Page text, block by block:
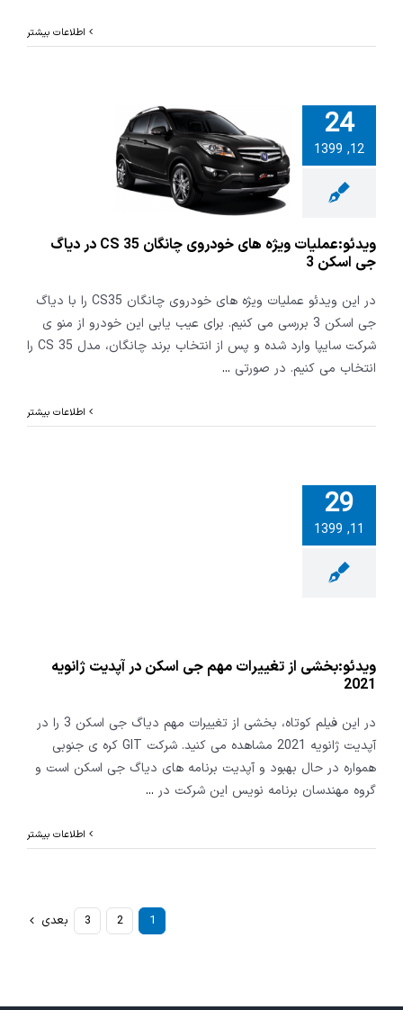
اطلاعات بیشتر
24
12, 1399ویژه
چانگان
CS 35 در دیاگ جی
ویدئو:عملیات ویژه های خودروی چانگان CS 35 در دیاگ
جی اسکن 3
در این ویدئو عملیات ویژه های خودروی چانگان CS35 را با دیاگ
جی اسکن 3 بررسی می کنیم. برای عیب یابی این خودرو از منو ی
شرکت سایپا وارد شده و پس از انتخاب برند چانگان، مدل CS 35 را
انتخاب می کنیم. در صورتی ...
اطلاعات بیشتر
29
11, 1399
از
مهم جی
در آپدیت
ویدئو:بخشی از تغییرات مهم جی اسکن در آپدیت ژانویه
2021
در این فیلم کوتاه، بخشی از تغییرات مهم دیاگ جی اسکن 3 را در
آپدیت ژانویه 2021 مشاهده می کنید. شرکت GIT کره ی جنوبی
همواره در حال بهبود و آپدیت برنامه های دیاگ جی اسکن است و
گروه مهندسان برنامه نویس این شرکت در ...
اطلاعات بیشتر
1
2
3 بعدی